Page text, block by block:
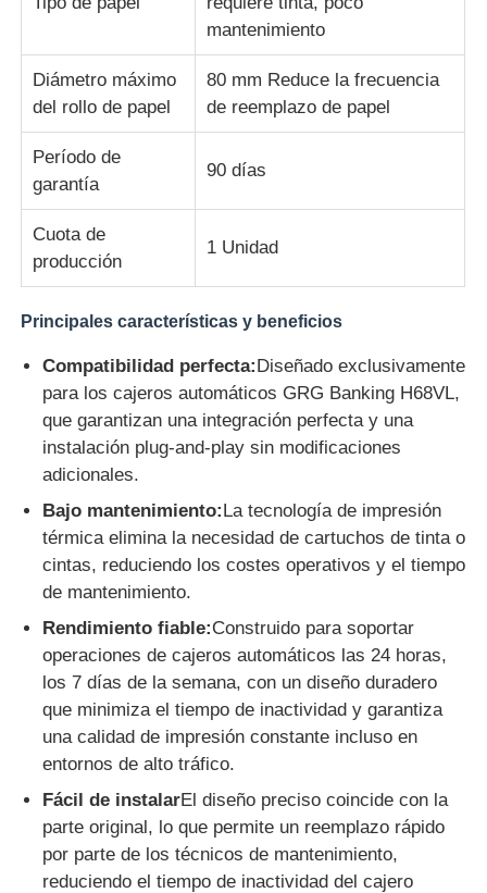
Glory NMD piezas ATM
Partes de cajeros automáticos OKI
Piezas de cajero automático de Genmega
Aceptador de billetes
Sortador de billetes
contador de la cuenta
Impresora de la tarjeta
máquina de pos
Repuestos para cajeros automáticos
cajero automático
Reciclador de monedas
mantenimiento
Diámetro máximo
del rollo de papel
80 mm Reduce la frecuencia
de reemplazo de papel
Período de
garantía
90 días
Cuota de
producción
1 Unidad
Principales características y beneficios
Compatibilidad perfecta:Diseñado exclusivamente
para los cajeros automáticos GRG Banking H68VL,
que garantizan una integración perfecta y una
instalación plug-and-play sin modificaciones
adicionales.
Bajo mantenimiento:La tecnología de impresión
térmica elimina la necesidad de cartuchos de tinta o
cintas, reduciendo los costes operativos y el tiempo
de mantenimiento.
Rendimiento fiable:Construido para soportar
operaciones de cajeros automáticos las 24 horas,
los 7 días de la semana, con un diseño duradero
que minimiza el tiempo de inactividad y garantiza
una calidad de impresión constante incluso en
entornos de alto tráfico.
Fácil de instalarEl diseño preciso coincide con la
parte original, lo que permite un reemplazo rápido
por parte de los técnicos de mantenimiento,
reduciendo el tiempo de inactividad del cajero